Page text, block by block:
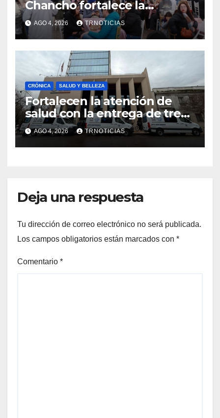
Chancho fortalece la
economía local con positivo
impacto en la hotelería y el
emprendimiento
AGO 4, 2026 TRNOTICIAS
CRÓNICA SALUD Y BELLEZA
Fortalecen la atención de
salud con la entrega de tres
nuevas ambulancias para
Cauquenes y Sagrada Familia
AGO 4, 2026 TRNOTICIAS
Deja una respuesta
Tu dirección de correo electrónico no será publicada.
Los campos obligatorios están marcados con *
Comentario *